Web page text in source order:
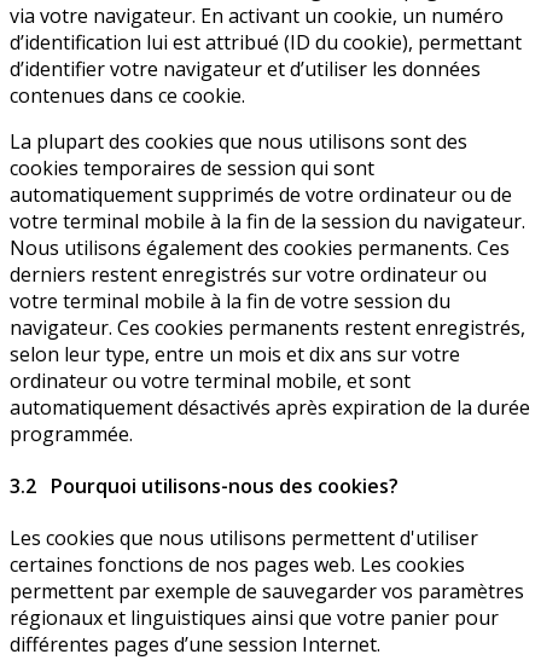
via votre navigateur. En activant un cookie, un numéro
d’identification lui est attribué (ID du cookie), permettant
d’identifier votre navigateur et d’utiliser les données
contenues dans ce cookie.
La plupart des cookies que nous utilisons sont des
cookies temporaires de session qui sont
automatiquement supprimés de votre ordinateur ou de
votre terminal mobile à la fin de la session du navigateur.
Nous utilisons également des cookies permanents. Ces
derniers restent enregistrés sur votre ordinateur ou
votre terminal mobile à la fin de votre session du
navigateur. Ces cookies permanents restent enregistrés,
selon leur type, entre un mois et dix ans sur votre
ordinateur ou votre terminal mobile, et sont
automatiquement désactivés après expiration de la durée
programmée.
3.2 Pourquoi utilisons-nous des cookies?
Les cookies que nous utilisons permettent d'utiliser
certaines fonctions de nos pages web. Les cookies
permettent par exemple de sauvegarder vos paramètres
régionaux et linguistiques ainsi que votre panier pour
différentes pages d’une session Internet.